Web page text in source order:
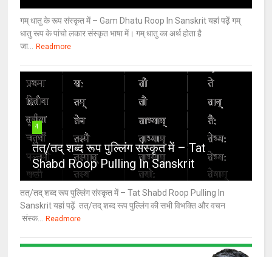
गम् धातु के रूप संस्कृत में – Gam Dhatu Roop In Sanskrit यहां पढ़ें गम्
धातु रूप के पांचो लकार संस्कृत भाषा में। गम् धातु का अर्थ होता है
जा... Readmore
4
तत्/तद् शब्द रूप पुल्लिंग संस्कृत में – Tat
Shabd Roop Pulling In Sanskrit
तत्/तद् शब्द रूप पुल्लिंग संस्कृत में – Tat Shabd Roop Pulling In
Sanskrit यहां पढ़ें तत्/तद् शब्द रूप पुल्लिंग की सभी विभक्ति और वचन
संस्क... Readmore